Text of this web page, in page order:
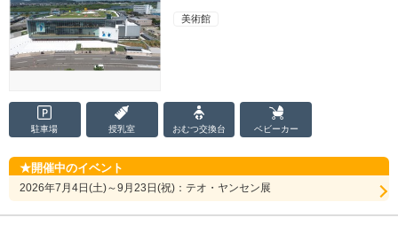
美術館
駐車場 授乳室 おむつ交換台 ベビーカー
開催中のイベント
2026年7月4日(土)～9月23日(祝)：テオ・ヤンセン展